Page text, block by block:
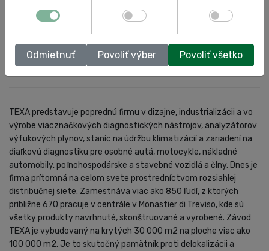
TEXA
TEXA predstavuje poprednú firmu v dizajne, industrializácii a vo
výrobe viacznačkových diagnostických nástrojov, analyzátorov
výfukových plynov, staníc na údržbu klimatizácií a zariadení na
diaľkovú diagnostiku pre osobné autá, motocykle, nákladné
automobily, poľnohospodárske a stavebné vozidlá a člny. Dnes je
firma prítomná na celom svete prostredníctvom rozsiahlej
distribučnej siete. Zamestnáva viac ako 850 ľudí, z ktorých
približne 670 pracuje v centrále v Monastier di Treviso, kde sú
všetky produkty navrhnuté, skonštruované a vyrobené. Závod
TEXA je vybudovaný na krytých 30 000 m2 na ploche viac ako
100 000 m2. Je to skutočný pamätník proti delokalizácii a
Odmietnuť Povoliť výber Povoliť všetko